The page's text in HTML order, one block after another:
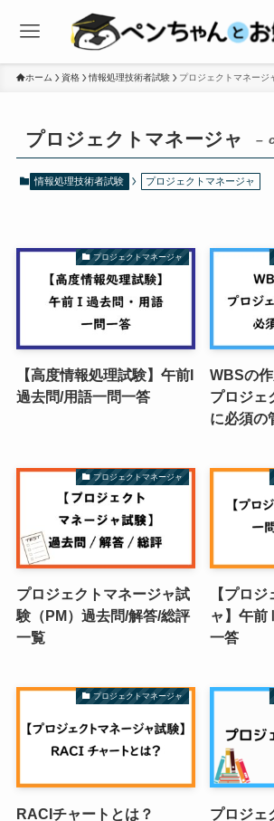
ホーム 資格 情報処理技術者試験 プロジェクトマネージ
プロジェクトマネージャ –
情報処理技術者試験 プロジェクトマネージャ
プロジェクトマネージャ
【高度情報処理試験】午前I
過去問/用語一問一答
WBSの作
プロジェ
に必須の
プロジェクトマネージャ
プロジェクトマネージャ試
験（PM）過去問/解答/総評
一覧
【プロ
ャ】午
一答
プロジェクトマネージャ
RACIチャートとは？ プロジェ